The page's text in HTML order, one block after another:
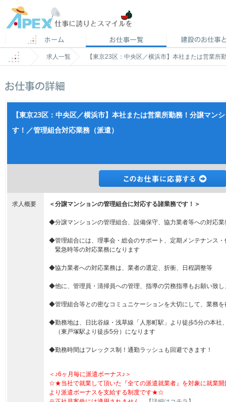
求人一覧 【東京23区：中央区／横浜市】本社または営業
【東京23区：中央区／横浜市】本社または営業所勤務！分譲マン
す！／管理組合対応業務（派遣）
求人概要 ＜分譲マンションの管理組合に対応する諸業務です！＞
◆分譲マンションの管理組合、設備保守、協力業者等への対応
◆管理組合には、理事会・総会のサポート、定期メンテナンス
緊急時等の対応業務になります
◆協力業者への対応業務は、業者の選定、折衝、日程調整等
◆他に、管理員・清掃員への管理、指導の労務指導もお願い致し
◆管理組合等との密なコミュニケーションを大切にして、業務を
◆勤務地は、日比谷線・浅草線「人形町駅」より徒歩5分の本社
（東戸塚駅より徒歩5分）になります
◆勤務時間はフレックス制！通勤ラッシュも回避できます！
＜♪6ヶ月毎に派遣ボーナス♪＞
☆★当社で就業して頂いた『全ての派遣就業者』を対象に就業開
より派遣ボーナスを支給する制度です★☆